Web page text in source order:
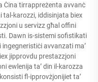
Ċina tirrappreżenta avvanċ
karozzi, iddisinjata biex
u servizz għal offini
Dawn is-sistemi sofistikati
avvanzati ma’
jipprovdu prestazzjoni
ewlenija ta’ din il-karozza
fl-ipprovżjonijiet ta’